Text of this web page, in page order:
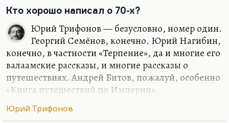
прототипа списан, он для меня не Карась. А вот
Шулепа — такой трикстер тоже,…
Кто хорошо написал о 70-х?
Юрий Трифонов — безусловно, номер один.
Георгий Семёнов, конечно. Юрий Нагибин,
конечно, в частности «Терпение», да и многие его
валаамские рассказы, и многие рассказы о
путешествиях. Андрей Битов, пожалуй, особенно
«Книга путешествий по Империи».
Ну и потом, я недавно в статье о Росте написал
Юрий Трифонов